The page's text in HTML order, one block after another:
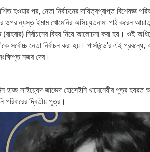
হওয়ার পর, নেতা নির্বাচনের দায়িত্বপ্রাপ্ত
ওপর ন্যস্ত ইমাম খোমেনির অসিয়্যতনামা পাঠ করেন
নির্বাচনের বিষয় নিয়ে আলোচনা করা হয়। ওই
সর্বোচ্চ নেতা নির্বাচন করা হয়। পার্সটুডে'র এই প্রবন্ধে,
নজর দেব।
হাজ্জ সাইয়্যেদ জাভেদ হোসেইনি খামেনেয়ীর পুত্র
পরিবারের দ্বিতীয় পুত্র।